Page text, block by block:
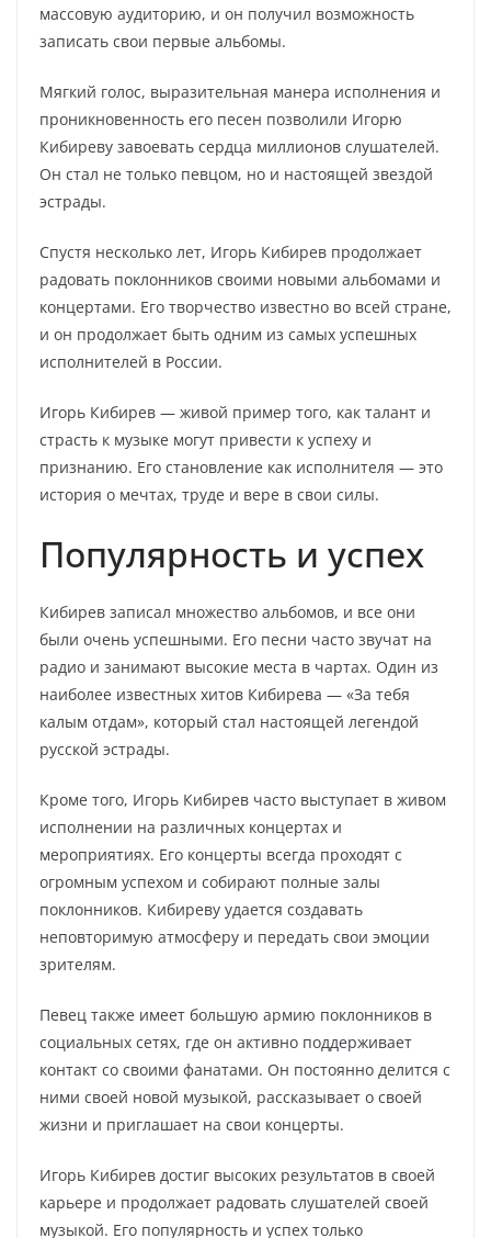
массовую аудиторию, и он получил возможность
записать свои первые альбомы.
Мягкий голос, выразительная манера исполнения и
проникновенность его песен позволили Игорю
Кибиреву завоевать сердца миллионов слушателей.
Он стал не только певцом, но и настоящей звездой
эстрады.
Спустя несколько лет, Игорь Кибирев продолжает
радовать поклонников своими новыми альбомами и
концертами. Его творчество известно во всей стране,
и он продолжает быть одним из самых успешных
исполнителей в России.
Игорь Кибирев — живой пример того, как талант и
страсть к музыке могут привести к успеху и
признанию. Его становление как исполнителя — это
история о мечтах, труде и вере в свои силы.
Популярность и успех
Кибирев записал множество альбомов, и все они
были очень успешными. Его песни часто звучат на
радио и занимают высокие места в чартах. Один из
наиболее известных хитов Кибирева — «За тебя
калым отдам», который стал настоящей легендой
русской эстрады.
Кроме того, Игорь Кибирев часто выступает в живом
исполнении на различных концертах и
мероприятиях. Его концерты всегда проходят с
огромным успехом и собирают полные залы
поклонников. Кибиреву удается создавать
неповторимую атмосферу и передать свои эмоции
зрителям.
Певец также имеет большую армию поклонников в
социальных сетях, где он активно поддерживает
контакт со своими фанатами. Он постоянно делится с
ними своей новой музыкой, рассказывает о своей
жизни и приглашает на свои концерты.
Игорь Кибирев достиг высоких результатов в своей
карьере и продолжает радовать слушателей своей
музыкой. Его популярность и успех только